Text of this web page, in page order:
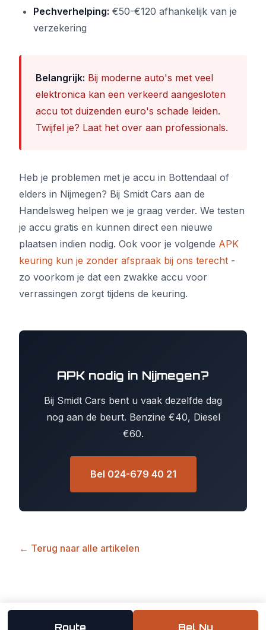
Pechverhelping: €50-€120 afhankelijk van je
verzekering
Belangrijk: Bij moderne auto's met veel
elektronica kan een verkeerd aangesloten
accu tot duizenden euro's schade leiden.
Twijfel je? Laat het over aan professionals.
Heb je problemen met je accu in Bottendaal of
elders in Nijmegen? Bij Smidt Cars aan de
Handelsweg helpen we je graag verder. We testen
je accu gratis en kunnen direct een nieuwe
plaatsen indien nodig. Ook voor je volgende APK
keuring kun je zonder afspraak bij ons terecht -
zo voorkom je dat een zwakke accu voor
verrassingen zorgt tijdens de keuring.
APK nodig in Nijmegen?
Bij Smidt Cars bent u vaak dezelfde dag
nog aan de beurt. Benzine €40, Diesel
€60.
Bel 024-679 40 21
← Terug naar alle artikelen
Route Bel Nu